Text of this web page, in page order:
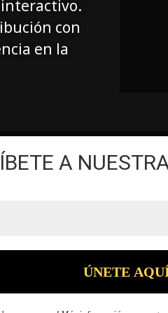
interactivo.
con
en la
A